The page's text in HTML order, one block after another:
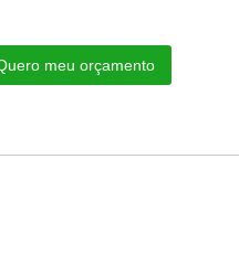
meu orçamento